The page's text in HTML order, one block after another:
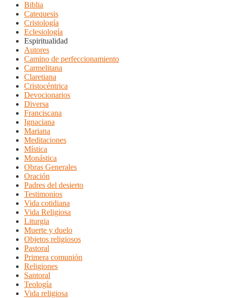
Biblia
Catequesis
Cristología
Eclesiología
Espiritualidad
Autores
Camino de perfeccionamiento
Carmelitana
Claretiana
Cristocéntrica
Devocionarios
Diversa
Franciscana
Ignaciana
Mariana
Meditaciones
Mística
Monástica
Obras Generales
Oración
Padres del desierto
Testimonios
Vida cotidiana
Vida Religiosa
Liturgia
Muerte y duelo
Objetos religiosos
Pastoral
Primera comunión
Religiones
Santoral
Teología
Vida religiosa